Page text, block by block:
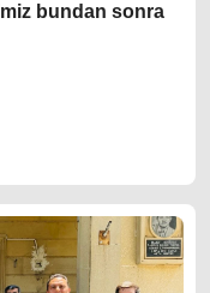
bundan sonra